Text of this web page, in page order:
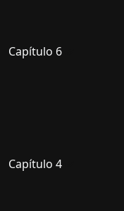
Capítulo 6
Capítulo 4